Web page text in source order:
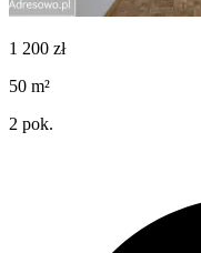
1 200 zł
50 m²
2 pok.